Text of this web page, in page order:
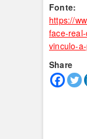
Fonte:
https://
face-
vinculo-
Share